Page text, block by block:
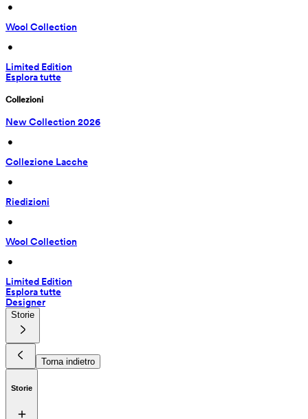
•
Wool Collection
•
Limited Edition
Esplora tutte
Collezioni
New Collection 2026
•
Collezione Lacche
•
Riedizioni
•
Wool Collection
•
Limited Edition
Esplora tutte
Designer
Storie
Torna indietro
Storie